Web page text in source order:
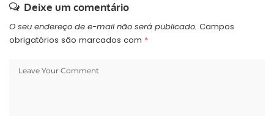
Deixe um comentário
O seu endereço de e-mail não será publicado. Campos
obrigatórios são marcados com *